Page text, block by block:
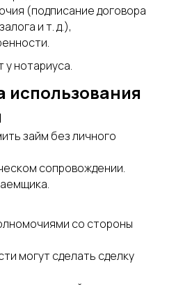
(подписание договора
и т. д.),
у нотариуса.
использования
займ без личного
сопровождении.
со стороны
могут сделать сделку